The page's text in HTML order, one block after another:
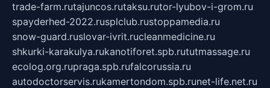
trade-farm.rutajuncos.rutaksu.rutor-lyubov-i-grom.ru
spayderhed-2022.rusplclub.rustoppamedia.ru
snow-guard.ruslovar-ivrit.rucleanmedicine.ru
shkurki-karakulya.rukanotiforet.spb.rututmassage.ru
ecolog.org.rupraga.spb.rufalcorussia.ru
autodoctorservis.rukamertondom.spb.runet-life.net.ru